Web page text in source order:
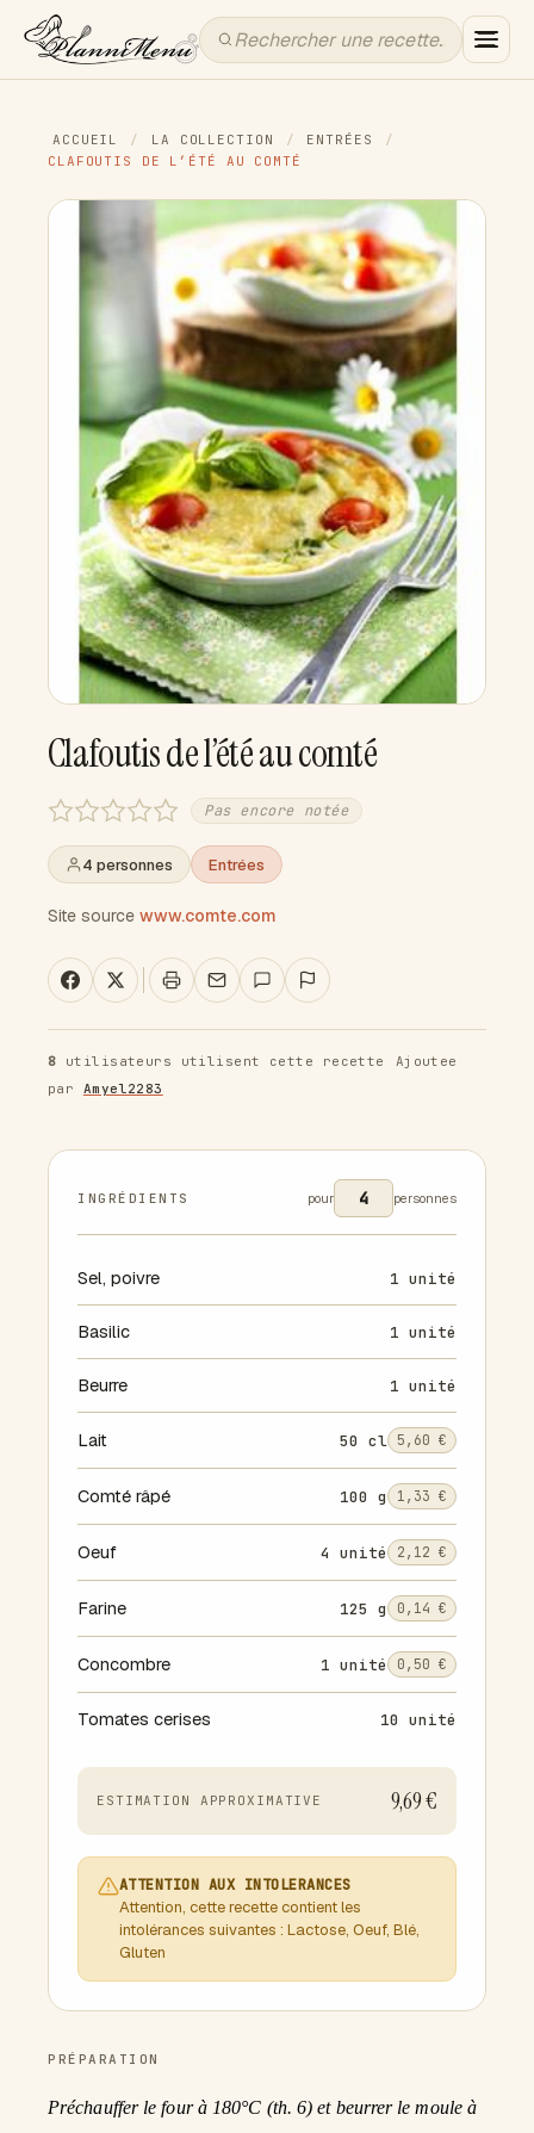
ACCUEIL / LA COLLECTION / ENTRÉES
/
CLAFOUTIS DE L’ÉTÉ AU COMTÉ
Clafoutis de l’été au comté
Pas encore notée
4 personnes Entrées
Site source www.comte.com
8 utilisateurs utilisent cette recette
Ajoutee
par Amyel2283
INGRÉDIENTS pour personnes
Sel, poivre 1 unité
Basilic 1 unité
Beurre 1 unité
Lait 50 cl 5,60 €
Comté râpé 100 g 1,33 €
Oeuf 4 unité 2,12 €
Farine 125 g 0,14 €
Concombre 1 unité 0,50 €
Tomates cerises 10 unité
ESTIMATION APPROXIMATIVE 9,69 €
ATTENTION AUX INTOLERANCES
Attention, cette recette contient les
intolérances suivantes : Lactose, Oeuf, Blé,
Gluten
PRÉPARATION
Préchauffer le four à 180°C (th. 6) et beurrer le moule à